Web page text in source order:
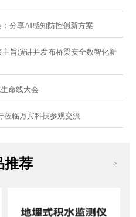
分享AI感知防控创新方案
旨演讲并发布桥梁安全数智化新
命线大会
莅临万宾科技参观交流
推荐 >